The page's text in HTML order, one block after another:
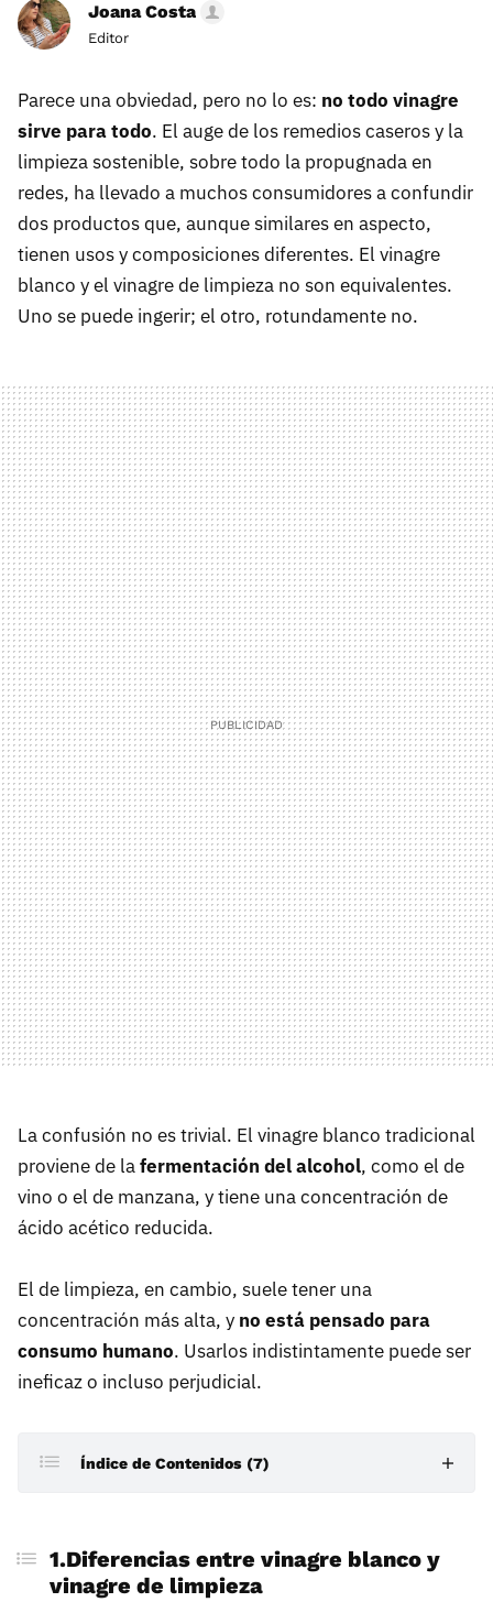
Joana Costa
Editor
Parece una obviedad, pero no lo es: no todo vinagre
sirve para todo. El auge de los remedios caseros y la
limpieza sostenible, sobre todo la propugnada en
redes, ha llevado a muchos consumidores a confundir
dos productos que, aunque similares en aspecto,
tienen usos y composiciones diferentes. El vinagre
blanco y el vinagre de limpieza no son equivalentes.
Uno se puede ingerir; el otro, rotundamente no.
La confusión no es trivial. El vinagre blanco tradicional
proviene de lafermentación del alcohol, como el de
vino o el de manzana, y tiene una concentración de
ácido acético reducida.
El de limpieza, en cambio, suele tener una
concentración más alta, y no está pensado para
consumo humano. Usarlos indistintamente puede ser
ineficaz o incluso perjudicial.
Índice de Contenidos (7)
2.Cómo usar el vinagre blanco
1.Diferencias entre vinagre blanco y
vinagre de limpieza